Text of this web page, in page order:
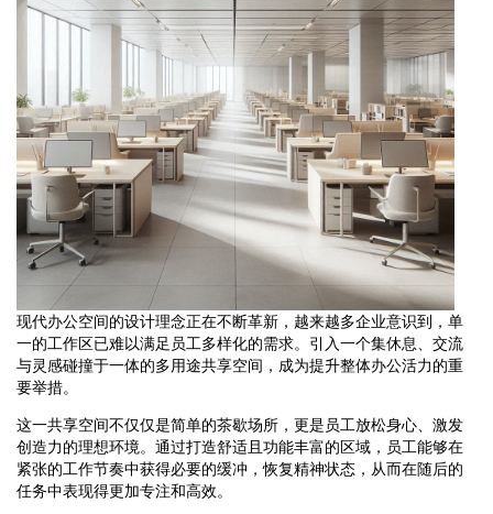
现代办公空间的设计理念正在不断革新，越来越多企业意识到，单
一的工作区已难以满足员工多样化的需求。引入一个集休息、交流
与灵感碰撞于一体的多用途共享空间，成为提升整体办公活力的重
要举措。
这一共享空间不仅仅是简单的茶歇场所，更是员工放松身心、激发
创造力的理想环境。通过打造舒适且功能丰富的区域，员工能够在
紧张的工作节奏中获得必要的缓冲，恢复精神状态，从而在随后的
任务中表现得更加专注和高效。